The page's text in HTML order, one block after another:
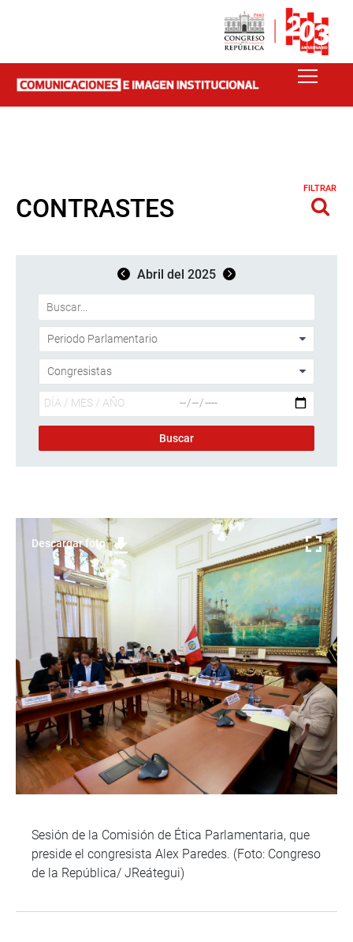
CONTRASTES
FILTRAR
Abril del 2025
Descargar foto
Sesión de la Comisión de Ética Parlamentaria, que
preside el congresista Alex Paredes. (Foto: Congreso
de la República/ JReátegui)